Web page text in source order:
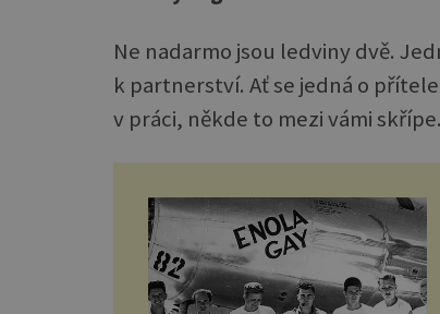
Ne nadarmo jsou ledviny dvě.
k partnerství. Ať se jedná o
v práci, někde to mezi vámi